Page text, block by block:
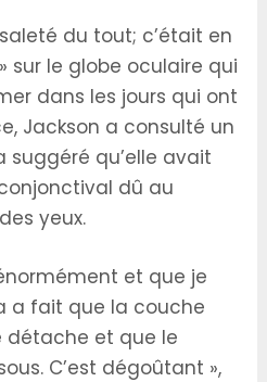
du tout; c’était en
sur le globe oculaire qui
dans les jours qui ont
Jackson a consulté un
qu’elle avait
dû au
yeux.
et que je
a fait que la couche
détache et que le
C’est dégoûtant »,